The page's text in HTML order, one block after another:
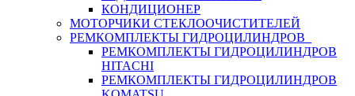
КОНДИЦИОНЕР
МОТОРЧИКИ СТЕКЛООЧИСТИТЕЛЕЙ
РЕМКОМПЛЕКТЫ ГИДРОЦИЛИНДРОВ
РЕМКОМПЛЕКТЫ ГИДРОЦИЛИНДРОВ
HITACHI
РЕМКОМПЛЕКТЫ ГИДРОЦИЛИНДРОВ